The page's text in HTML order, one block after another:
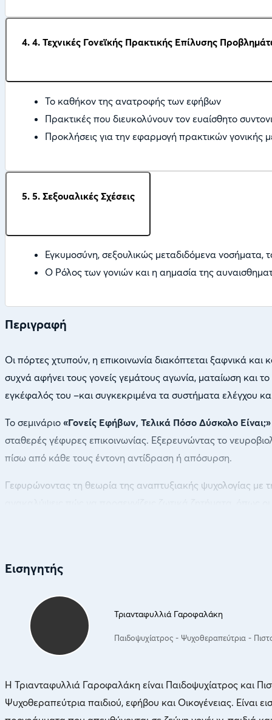
4. 4. Τεχνικές Γονεϊκής Πρακτικής Επίλυσης
Το καθήκον της ανατροφής των εφήβων
Πρακτικές που διευκολύνουν τον ευαίσθητο
Προκλήσεις για την εφαρμογή πρακτικών γονικής
5. 5. Σεξουαλικές Σχέσεις
Εγκυμοσύνη, σεξουλικώς μεταδιδόμενα νοσήματα,
Ο Ρόλος των γονιών και η αημασία της
Περιγραφή
Οι πόρτες χτυπούν, η επικοινωνία διακόπτεται ξαφνικά
συχνά αφήνει τους γονείς γεμάτους αγωνία, ματαίωση και
εγκέφαλός του –και συγκεκριμένα τα συστήματα ελέγχου
Το σεμινάριο «Γονείς Εφήβων, Τελικά Πόσο Δύσκολο Είναι;»
σταθερές γέφυρες επικοινωνίας. Εξερευνώντας το
πίσω από κάθε τους έντονη αντίδραση ή απόσυρση.
Γεφυρώνοντας τη θεωρία της αναπτυξιακής ψυχολογίας με
Εισηγητής
Τριανταφυλλιά Γαροφαλάκη
Παιδοψυχίατρος - Ψυχοθεραπεύτρια -
Η Τριανταφυλλιά Γαροφαλάκη είναι Παιδοψυχίατρος και
Ψυχοθεραπεύτρια παιδιού, εφήβου και Οικογένειας. Είναι